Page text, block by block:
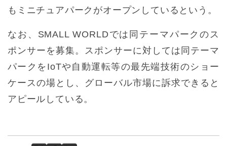
もミニチュアパークがオープンしているという。
なお、SMALL WORLDでは同テーマパークのス
ポンサーを募集。スポンサーに対しては同テーマ
パークをIoTや自動運転等の最先端技術のショー
ケースの場とし、グローバル市場に訴求できると
アピールしている。